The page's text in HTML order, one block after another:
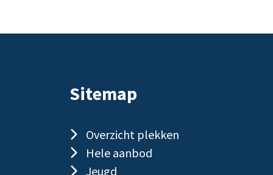
Sitemap
Overzicht plekken
Hele aanbod
Jeugd